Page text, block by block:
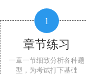
1
章节练习
一章一节细致分析各种题
型，为考试打下基础